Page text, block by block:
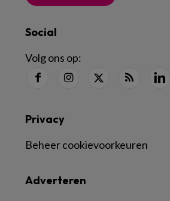
Social
Volg ons op:
Adverteren
Privacy
Beheer cookievoorkeuren